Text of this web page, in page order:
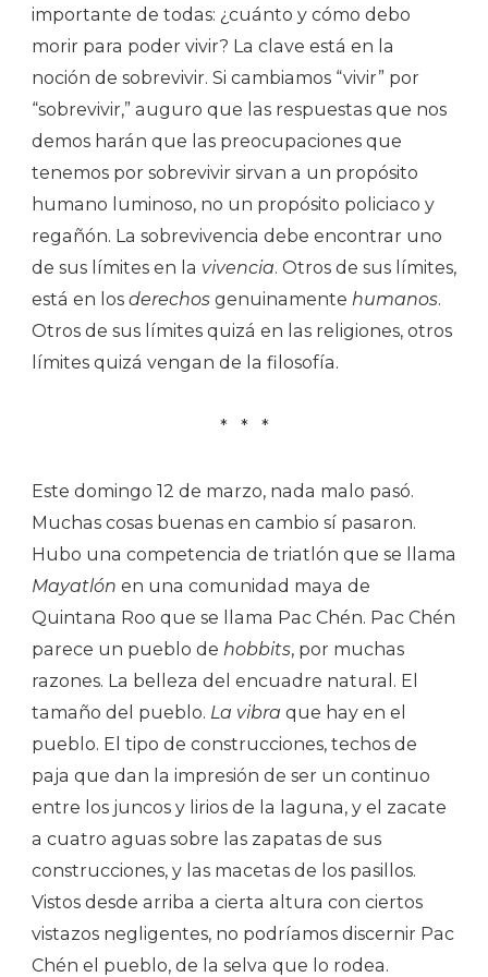
importante de todas: ¿cuánto y cómo debo
morir para poder vivir? La clave está en la
noción de sobrevivir. Si cambiamos “vivir” por
“sobrevivir,” auguro que las respuestas que nos
demos harán que las preocupaciones que
tenemos por sobrevivir sirvan a un propósito
humano luminoso, no un propósito policiaco y
regañón. La sobrevivencia debe encontrar uno
de sus límites en la vivencia. Otros de sus límites,
está en los derechos genuinamente humanos.
Otros de sus límites quizá en las religiones, otros
límites quizá vengan de la filosofía.
* * *
Este domingo 12 de marzo, nada malo pasó.
Muchas cosas buenas en cambio sí pasaron.
Hubo una competencia de triatlón que se llama
Mayatlón en una comunidad maya de
Quintana Roo que se llama Pac Chén. Pac Chén
parece un pueblo de hobbits, por muchas
razones. La belleza del encuadre natural. El
tamaño del pueblo. La vibra que hay en el
pueblo. El tipo de construcciones, techos de
paja que dan la impresión de ser un continuo
entre los juncos y lirios de la laguna, y el zacate
a cuatro aguas sobre las zapatas de sus
construcciones, y las macetas de los pasillos.
Vistos desde arriba a cierta altura con ciertos
vistazos negligentes, no podríamos discernir Pac
Chén el pueblo, de la selva que lo rodea.